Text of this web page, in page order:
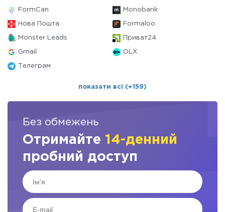
FormCan Monobank
Нова Пошта Formaloo
Monster Leads Приват24
Gmail OLX
Телеграм
показати всі (+159)
Без обмежень
Отримайте 14-денний
пробний доступ